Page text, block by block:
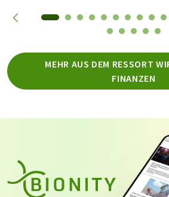
MEHR AUS DEM RESSORT
FINANZEN